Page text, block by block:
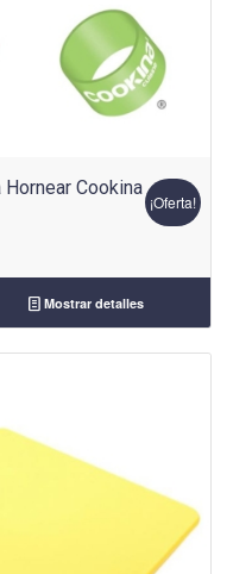
Cookina
¡Oferta!
Mostrar detalles